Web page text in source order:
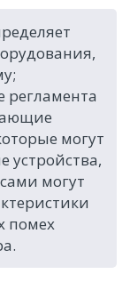
регламента
могут
устройства,
могут
помех